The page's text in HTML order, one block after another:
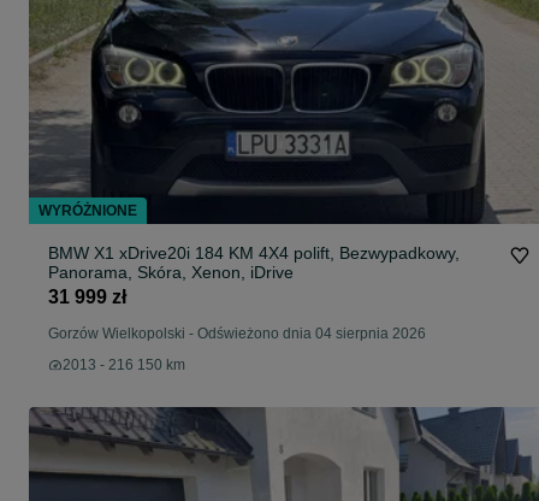
BMW X1 xDrive20i 184 KM 4X4 polift, Bezwypadkowy,
Panorama, Skóra, Xenon, iDrive
31 999 zł
Gorzów Wielkopolski - Odświeżono dnia 04 sierpnia 2026
2013 - 216 150 km
WYRÓŻNIONE